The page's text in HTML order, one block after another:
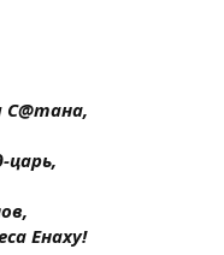
царь,
Енаху!